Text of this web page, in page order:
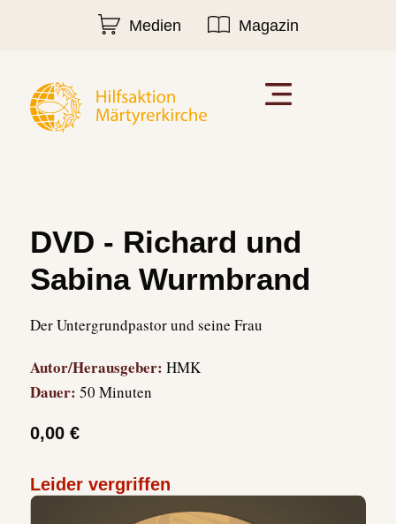
Medien Magazin
DVD - Richard und
Sabina Wurmbrand
Der Untergrundpastor und seine Frau
Autor/Herausgeber: HMK
Dauer: 50 Minuten
0,00 €
Leider vergriffen